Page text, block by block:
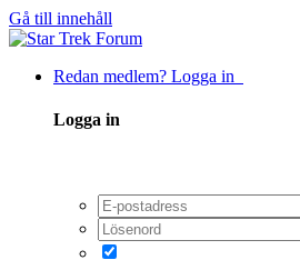
Gå till innehåll
Redan medlem? Logga in
Logga in